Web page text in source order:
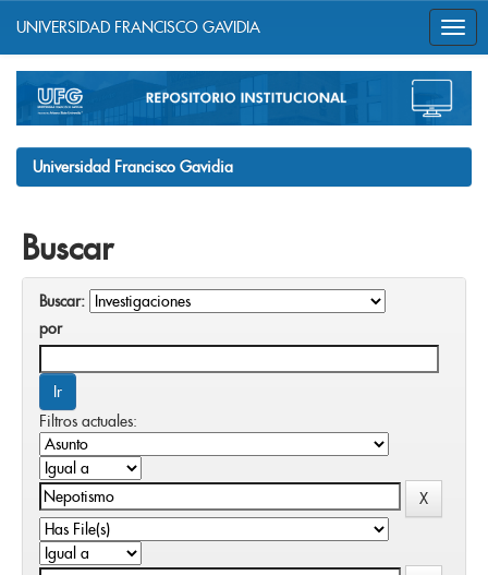
navigation
UNIVERSIDAD FRANCISCO GAVIDIA
Universidad Francisco Gavidia
Buscar
Buscar:
por
Filtros actuales: